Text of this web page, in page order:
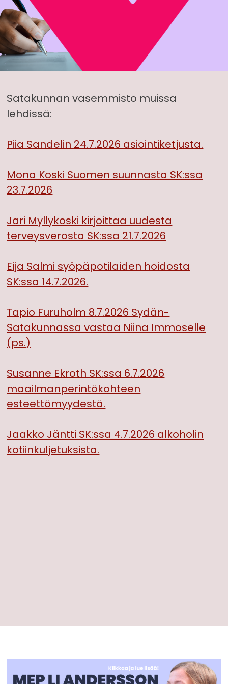
Satakunnan vasemmisto muissa
lehdissä:
Piia Sandelin 24.7.2026 asiointiketjusta.
Mona Koski Suomen suunnasta SK:ssa
23.7.2026
Jari Myllykoski kirjoittaa uudesta
terveysverosta SK:ssa 21.7.2026
Eija Salmi syöpäpotilaiden hoidosta
SK:ssa 14.7.2026.
Tapio Furuholm 8.7.2026 Sydän-
Satakunnassa vastaa Niina Immoselle
(ps.)
Susanne Ekroth SK:ssa 6.7.2026
maailmanperintökohteen
esteettömyydestä.
Jaakko Jäntti SK:ssa 4.7.2026 alkoholin
kotiinkuljetuksista.